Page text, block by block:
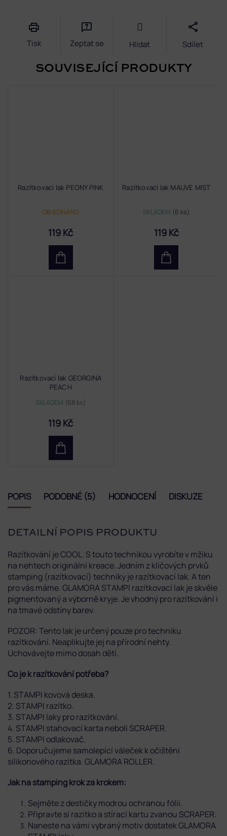
Tisk Zeptat se Hlídat Sdílet
SOUVISEJÍCÍ PRODUKTY
Razítkovací lak PEONY PINK
OBJEDNÁNO
119 Kč
Razítkovací lak MAUVE MIST
SKLADEM (6 ks)
119 Kč
Razítkovací lak GEORGINA
PEACH
SKLADEM (68 ks)
119 Kč
POPIS PODOBNÉ (5) HODNOCENÍ DISKUZE
DETAILNÍ POPIS PRODUKTU
Razítkování je COOL. S touto technikou vyrobíte v mžiku
na nehtech originální kreace. Jedním z klíčových prvků
stamping (razítkovací) techniky je razítkovací lak. A ten
pro vás máme. GLAMORA STAMPI razítkovací lak je skvěle
pigmentovaný a výborně kryje. Je vhodný pro razítkování i
na tmavé odstíny barev.
POZOR: Tento lak je určený pouze pro techniku
razítkování. Neaplikujte jej na přírodní nehty.
Uchovávejte mimo dosah dětí.
Co je k razítkování potřeba?
1. STAMPI kovová deska.
2. STAMPI razítko.
3. STAMPI laky pro razítkování.
4. STAMPI stahovací karta neboli SCRAPER.
5. STAMPI odlakovač.
6. Doporučujeme samolepící váleček k očištění
silikonového razítka. GLAMORA ROLLER.
Jak na stamping krok za krokem:
Sejměte z destičky modrou ochranou fólii.
Připravte si razítko a stírací kartu zvanou SCRAPER.
Naneste na vámi vybraný motiv dostatek GLAMORA